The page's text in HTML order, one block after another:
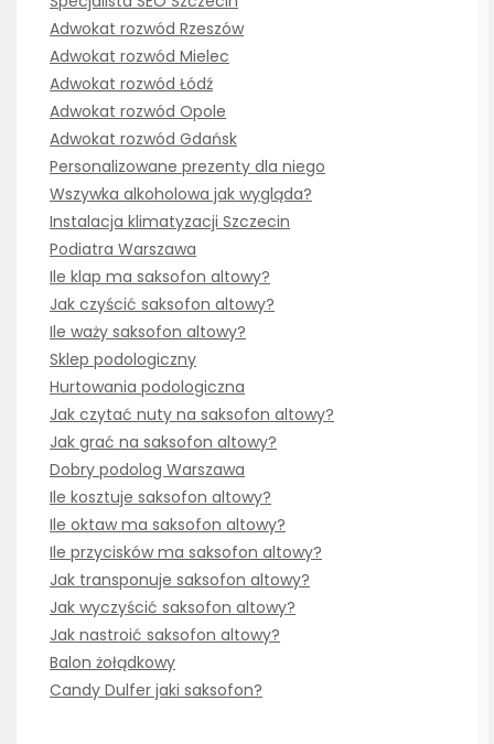
Adwokat rozwód Rzeszów
Adwokat rozwód Mielec
Adwokat rozwód Łódź
Adwokat rozwód Opole
Adwokat rozwód Gdańsk
Personalizowane prezenty dla niego
Wszywka alkoholowa jak wygląda?
Instalacja klimatyzacji Szczecin
Podiatra Warszawa
Ile klap ma saksofon altowy?
Jak czyścić saksofon altowy?
Ile waży saksofon altowy?
Sklep podologiczny
Hurtowania podologiczna
Jak czytać nuty na saksofon altowy?
Jak grać na saksofon altowy?
Dobry podolog Warszawa
Ile kosztuje saksofon altowy?
Ile oktaw ma saksofon altowy?
Ile przycisków ma saksofon altowy?
Jak transponuje saksofon altowy?
Jak wyczyścić saksofon altowy?
Jak nastroić saksofon altowy?
Balon żołądkowy
Candy Dulfer jaki saksofon?